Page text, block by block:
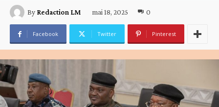
By Redaction LM mai 18, 2025 0
Facebook Twitter Pinterest